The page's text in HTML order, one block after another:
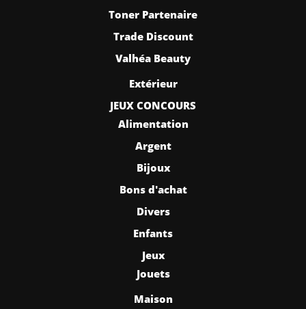
Toner Partenaire
Trade Discount
Valhéa Beauty
Extérieur
JEUX CONCOURS
Alimentation
Argent
Bijoux
Bons d'achat
Divers
Enfants
Jeux
Jouets
Maison